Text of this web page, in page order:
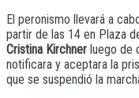
El peronismo llevará a
partir de las 14 en Plaza
Cristina Kirchner luego de
notificara y aceptara la
que se suspendió la